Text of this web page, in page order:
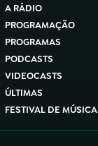
A RÁDIO
PROGRAMAÇÃO
PROGRAMAS
PODCASTS
VIDEOCASTS
ÚLTIMAS
FESTIVAL DE MÚSICA